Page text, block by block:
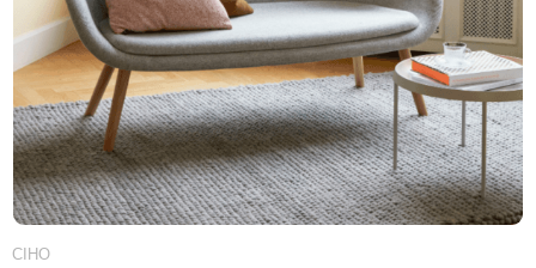
СІНО